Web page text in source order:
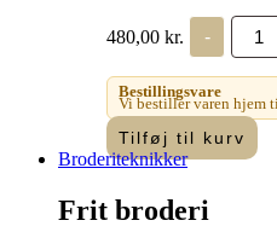
480,00 kr. -
-
pude
VO
antal
Bestillingsvare
Vi bestiller varen hjem
Tilføj til kurv
Broderiteknikker
Frit broderi